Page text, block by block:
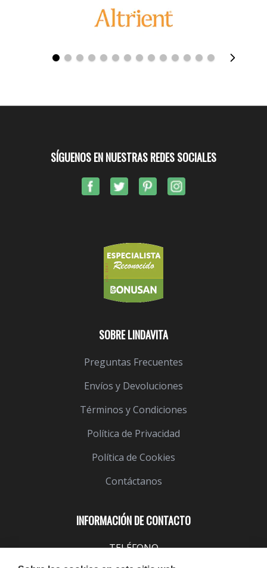
INFORMACIÓN DE CONTACTO
TELÉFONO
SOBRE LINDAVITA
Preguntas Frecuentes
Envíos y Devoluciones
Términos y Condiciones
Política de Privacidad
Política de Cookies
Contáctanos
SÍGUENOS EN NUESTRAS REDES SOCIALES